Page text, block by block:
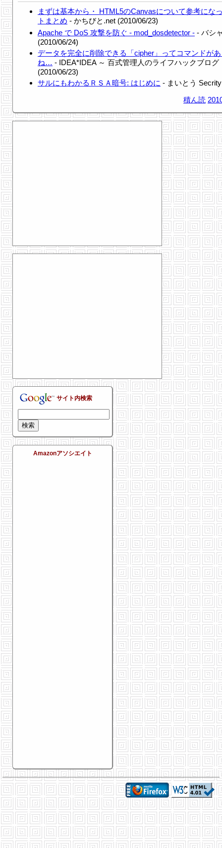
まずは基本から・ HTML5のCanvasについて参考にな
トまとめ - かちびと.net (2010/06/23)
Apache で DoS 攻撃を防ぐ - mod_dosdetector - - バシ
(2010/06/24)
データを完全に削除できる「cipher」ってコマンドが
ね… - IDEA*IDEA ～ 百式管理人のライフハックブログ
(2010/06/23)
サルにもわかるＲＳＡ暗号: はじめに - まいとう Secrity
積ん読
サイト内検索
Amazonアソシエイト